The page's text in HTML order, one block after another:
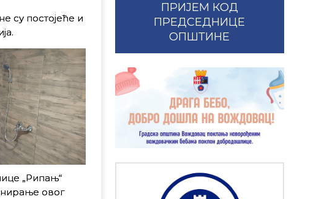
су постојеће и
„Рипањ“
овог
ПРИЈЕМ КОД
ПРЕДСЕДНИЦЕ
ОПШТИНЕ